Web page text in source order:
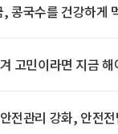
콩국수를 건강하게
고민이라면 지금 해
전관리 강화, 안전